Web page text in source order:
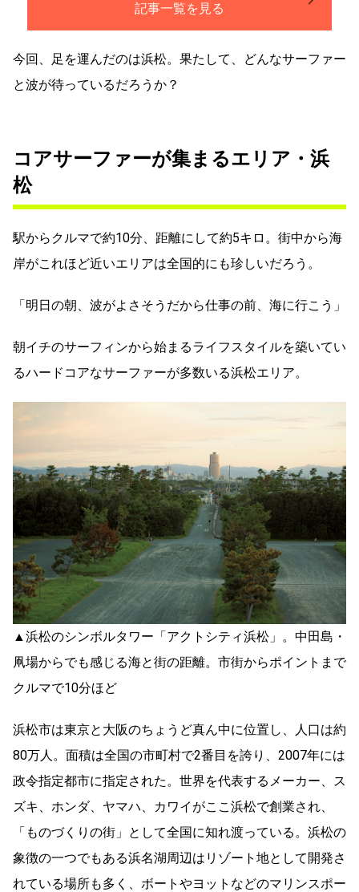
記事一覧を見る
今回、足を運んだのは浜松。果たして、どんなサーファー
と波が待っているだろうか？
コアサーファーが集まるエリア・浜
松
駅からクルマで約10分、距離にして約5キロ。街中から海
岸がこれほど近いエリアは全国的にも珍しいだろう。
「明日の朝、波がよさそうだから仕事の前、海に行こう」
朝イチのサーフィンから始まるライフスタイルを築いてい
るハードコアなサーファーが多数いる浜松エリア。
▲浜松のシンボルタワー「アクトシティ浜松」。中田島・
凧場からでも感じる海と街の距離。市街からポイントまで
クルマで10分ほど
浜松市は東京と大阪のちょうど真ん中に位置し、人口は約
80万人。面積は全国の市町村で2番目を誇り、2007年には
政令指定都市に指定された。世界を代表するメーカー、ス
ズキ、ホンダ、ヤマハ、カワイがここ浜松で創業され、
「ものづくりの街」として全国に知れ渡っている。浜松の
象徴の一つでもある浜名湖周辺はリゾート地として開発さ
れている場所も多く、ボートやヨットなどのマリンスポー